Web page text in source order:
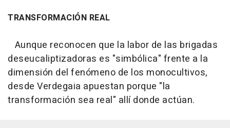
TRANSFORMACIÓN REAL
Aunque reconocen que la labor de las brigadas
deseucaliptizadoras es "simbólica" frente a la
dimensión del fenómeno de los monocultivos,
desde Verdegaia apuestan porque "la
transformación sea real" allí donde actúan.